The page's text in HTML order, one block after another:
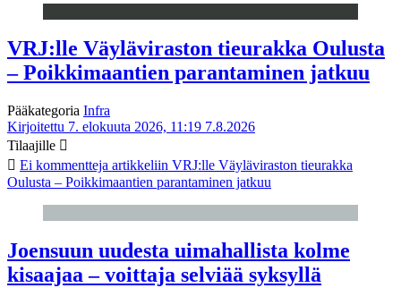
VRJ:lle Väyläviraston tieurakka Oulusta
– Poikkimaantien parantaminen jatkuu
Pääkategoria Infra
Kirjoitettu 7. elokuuta 2026, 11:19 7.8.2026
Tilaajille
Ei kommentteja artikkeliin VRJ:lle Väyläviraston tieurakka
Oulusta – Poikkimaantien parantaminen jatkuu
Joensuun uudesta uimahallista kolme
kisaajaa – voittaja selviää syksyllä